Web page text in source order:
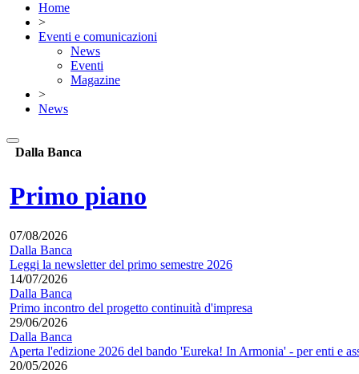
Home
>
Eventi e comunicazioni
News
Eventi
Magazine
>
News
Dalla Banca
Primo piano
07/08/2026
Dalla Banca
Leggi la newsletter del primo semestre 2026
14/07/2026
Dalla Banca
Primo incontro del progetto continuità d'impresa
29/06/2026
Dalla Banca
Aperta l'edizione 2026 del bando 'Eureka! In Armonia' - per enti e
20/05/2026